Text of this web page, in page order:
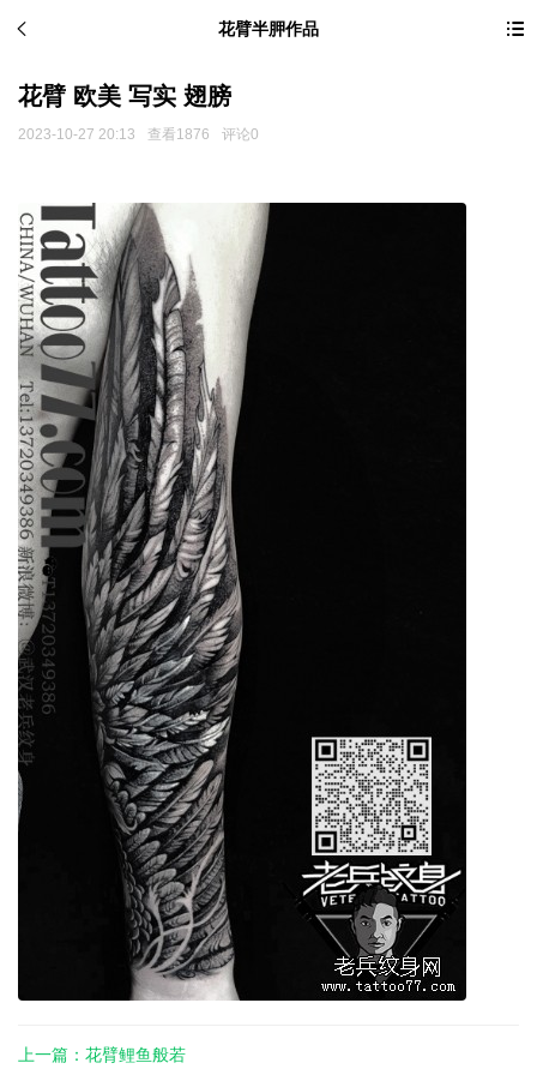
花臂半胛作品
花臂 欧美 写实 翅膀
2023-10-27 20:13 查看1876 评论0
上一篇：花臂鲤鱼般若